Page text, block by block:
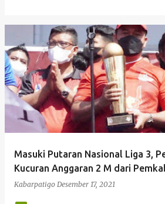
Masuki Putaran Nasional Liga 3,
Kucuran Anggaran 2 M dari
Kabarpatigo Desember 17, 2021